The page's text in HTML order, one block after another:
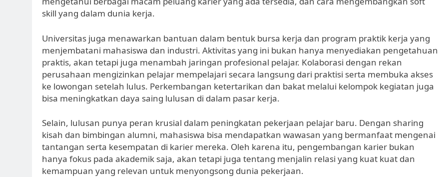
skill yang dalam dunia kerja.
Universitas juga menawarkan bantuan dalam bentuk bursa kerja dan program praktik kerja yang
menjembatani mahasiswa dan industri. Aktivitas yang ini bukan hanya menyediakan pengetahuan
praktis, akan tetapi juga menambah jaringan profesional pelajar. Kolaborasi dengan rekan
perusahaan mengizinkan pelajar mempelajari secara langsung dari praktisi serta membuka akses
ke lowongan setelah lulus. Perkembangan ketertarikan dan bakat melalui kelompok kegiatan juga
bisa meningkatkan daya saing lulusan di dalam pasar kerja.
Selain, lulusan punya peran krusial dalam peningkatan pekerjaan pelajar baru. Dengan sharing
kisah dan bimbingan alumni, mahasiswa bisa mendapatkan wawasan yang bermanfaat mengenai
tantangan serta kesempatan di karier mereka. Oleh karena itu, pengembangan karier bukan
hanya fokus pada akademik saja, akan tetapi juga tentang menjalin relasi yang kuat kuat dan
kemampuan yang relevan untuk menyongsong dunia pekerjaan.